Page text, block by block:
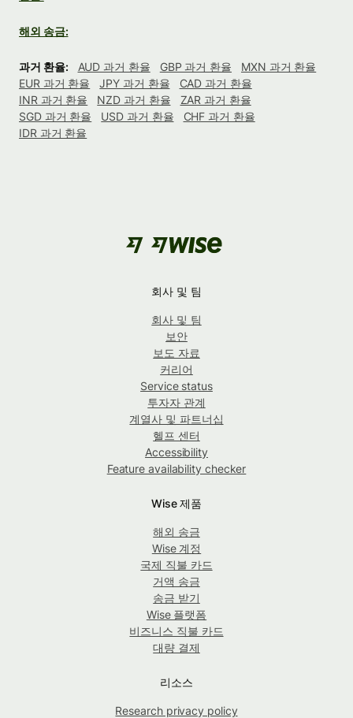
해외 송금:
과거 환율: AUD 과거 환율 GBP 과거 환율
MXN 과거 환율
EUR 과거 환율
JPY 과거 환율
CAD 과거 환율
INR 과거 환율
NZD 과거 환율
ZAR 과거 환율
SGD 과거 환율
USD 과거 환율
CHF 과거 환율
IDR 과거 환율
회사 및 팀
회사 및 팀
보안
보도 자료
커리어
Service status
투자자 관계
계열사 및 파트너십
헬프 센터
Accessibility
Feature availability checker
Wise 제품
해외 송금
Wise 계정
국제 직불 카드
거액 송금
송금 받기
Wise 플랫폼
비즈니스 직불 카드
대량 결제
리소스
Research privacy policy